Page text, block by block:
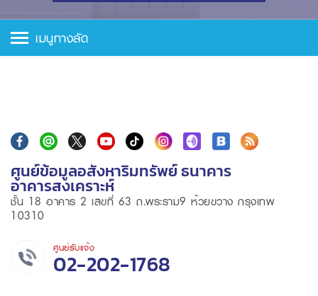
เมนูทางลัด
ศูนย์ข้อมูลอสังหาริมทรัพย์ ธนาคาร
อาคารสงเคราะห์
ชั้น 18 อาคาร 2 เลขที่ 63 ถ.พระราม9 ห้วยขวาง กรุงเทพ
10310
ศูนย์รับแจ้ง
02-202-1768